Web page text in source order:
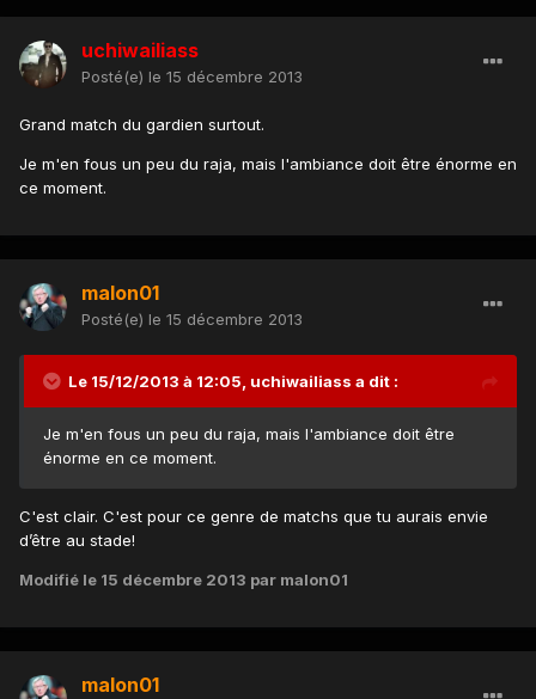
uchiwailiass
Posté(e) le 15 décembre 2013
Grand match du gardien surtout.
Je m'en fous un peu du raja, mais l'ambiance doit être énorme en
ce moment.
malon01
Posté(e) le 15 décembre 2013
Le 15/12/2013 à 12:05, uchiwailiass a dit :
Je m'en fous un peu du raja, mais l'ambiance doit être
énorme en ce moment.
C'est clair. C'est pour ce genre de matchs que tu aurais envie
d’être au stade!
Modifié le 15 décembre 2013 par malon01
malon01